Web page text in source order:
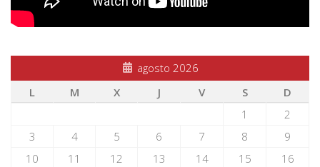
agosto 2026
L
M X J V S
D
1
2
3
4 5 6 7 8
9
10
11 12 13 14 15
16